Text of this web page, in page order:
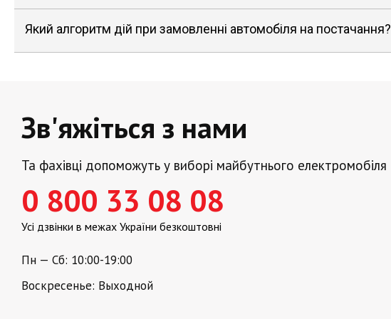
Який алгоритм дій при замовленні автомобіля на постачання?
Зв'яжіться з нами
Та фахівці допоможуть у виборі майбутнього електромобіля
0 800 33 08 08
Усі дзвінки в межах України безкоштовні
Пн — Сб: 10:00-19:00
Воскресенье: Выходной